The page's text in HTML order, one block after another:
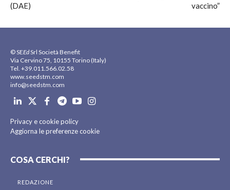
(DAE)
vaccino”
© SEEdSrl Società Benefit
Via Cervino 75, 10155 Torino (Italy)
Tel. +39.011.566.02.58
www.seedstm.com
info@seedstm.com
Privacy e cookie policy
Aggiorna le preferenze cookie
COSA CERCHI?
REDAZIONE